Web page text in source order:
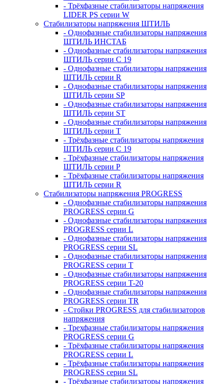
- Трёхфазные стабилизаторы напряжения
LIDER PS серии W
Стабилизаторы напряжения ШТИЛЬ
- Однофазные стабилизаторы напряжения
ШТИЛЬ ИНСТАБ
- Однофазные стабилизаторы напряжения
ШТИЛЬ серии C 19
- Однофазные стабилизаторы напряжения
ШТИЛЬ серии R
- Однофазные стабилизаторы напряжения
ШТИЛЬ серии SP
- Однофазные стабилизаторы напряжения
ШТИЛЬ серии ST
- Однофазные стабилизаторы напряжения
ШТИЛЬ серии T
- Трёхфазные стабилизаторы напряжения
ШТИЛЬ серии C 19
- Трёхфазные стабилизаторы напряжения
ШТИЛЬ серии P
- Трёхфазные стабилизаторы напряжения
ШТИЛЬ серии R
Стабилизаторы напряжения PROGRESS
- Однофазные стабилизаторы напряжения
PROGRESS серии G
- Однофазные стабилизаторы напряжения
PROGRESS серии L
- Однофазные стабилизаторы напряжения
PROGRESS серии SL
- Однофазные стабилизаторы напряжения
PROGRESS серии T
- Однофазные стабилизаторы напряжения
PROGRESS серии T-20
- Однофазные стабилизаторы напряжения
PROGRESS серии TR
- Стойки PROGRESS для стабилизаторов
напряжения
- Трехфазные стабилизаторы напряжения
PROGRESS серии G
- Трёхфазные стабилизаторы напряжения
PROGRESS серии L
- Трёхфазные стабилизаторы напряжения
PROGRESS серии SL
- Трёхфазные стабилизаторы напряжения